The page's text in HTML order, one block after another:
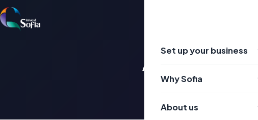
Преминаване
към
съдържанието
Set up your business
Why Sofia
About us
Annual Municipal